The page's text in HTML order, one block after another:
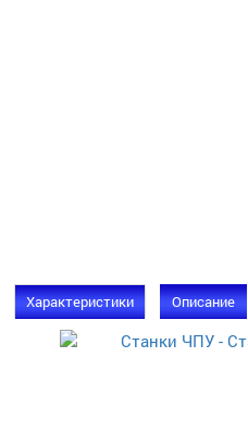
Характеристики Описание